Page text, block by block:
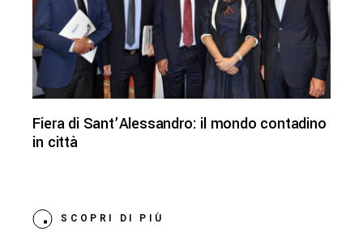
Fiera di Sant’Alessandro: il mondo contadino
in città
SCOPRI DI PIÙ